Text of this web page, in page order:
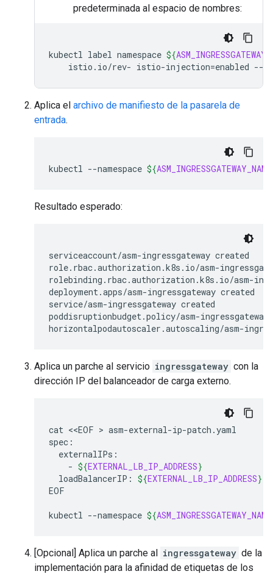
predeterminada al espacio de nombres:
kubectl label namespace ${
istio.io/rev- istio-injection=enabled
Aplica el archivo de manifiesto de la pasarela de
entrada.
kubectl --namespace ${
Resultado esperado:
serviceaccount/asm-ingressgateway created
role.rbac.authorization.k8s.io/asm-
rolebinding.rbac.authorization.k8s.io/asm-
deployment.apps/asm-ingressgateway created
service/asm-ingressgateway created
poddisruptionbudget.policy/asm-ingressgateway
Aplica un parche al servicio ingressgateway con la
dirección IP del balanceador de carga externo.
cat <<EOF > asm-external-ip-patch.yaml
- ${EXTERNAL_LB_IP_ADDRESS}
loadBalancerIP: ${EXTERNAL_LB_IP_ADDRESS}
EOF
kubectl --namespace ${
[Opcional] Aplica un parche al ingressgateway de la
implementación para la afinidad de etiquetas de los